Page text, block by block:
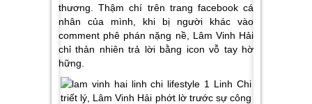
thương. Thậm chí trên trang facebook cá
nhân của mình, khi bị người khác vào
comment phê phán nặng nề, Lâm Vinh Hải
chỉ thản nhiên trả lời bằng icon vỗ tay hờ
hững.